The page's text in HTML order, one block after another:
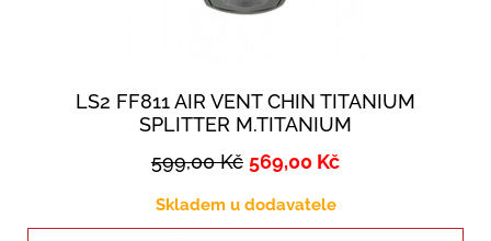
LS2 FF811 AIR VENT CHIN TITANIUM
SPLITTER M.TITANIUM
599,00Kč 569,00 Kč
Skladem u dodavatele